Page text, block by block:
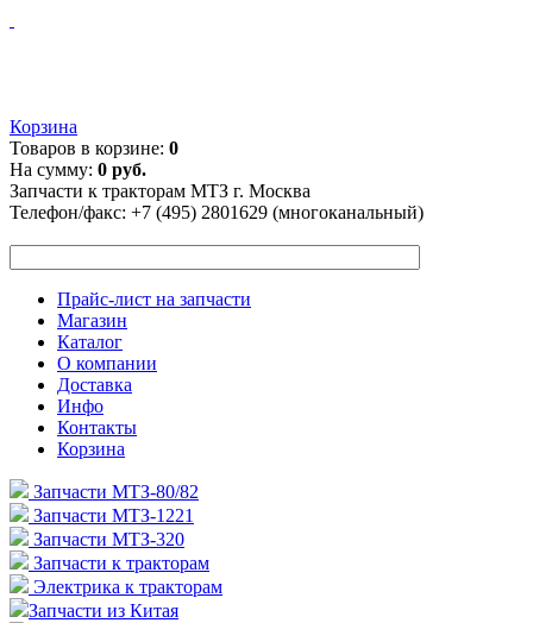
Корзина
Товаров в корзине: 0
На сумму: 0 руб.
Запчасти к тракторам МТЗ г. Москва
Телефон/факс: +7 (495) 2801629 (многоканальный)
Прайс-лист на запчасти
Магазин
Каталог
О компании
Доставка
Инфо
Контакты
Корзина
Запчасти МТЗ-80/82
Запчасти МТЗ-1221
Запчасти МТЗ-320
Запчасти к тракторам
Электрика к тракторам
Запчасти из Китая